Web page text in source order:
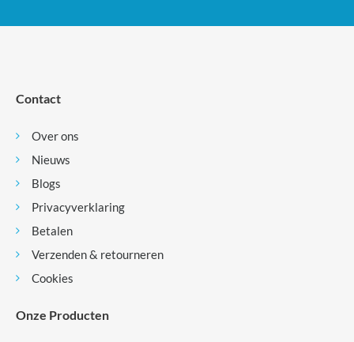
Contact
Over ons
Nieuws
Blogs
Privacyverklaring
Betalen
Verzenden & retourneren
Cookies
Onze Producten